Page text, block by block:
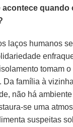
acontece quando
laços humanos
tomam
Da família à
não há
se uma
suspeitas